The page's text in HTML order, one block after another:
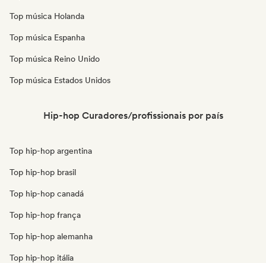
Top música Holanda
Top música Espanha
Top música Reino Unido
Top música Estados Unidos
Hip-hop Curadores/profissionais por país
Top hip-hop argentina
Top hip-hop brasil
Top hip-hop canadá
Top hip-hop frança
Top hip-hop alemanha
Top hip-hop itália